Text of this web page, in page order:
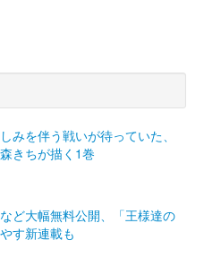
みを伴う戦いが待っていた、
きちが描く1巻
ど大幅無料公開、「王様達の
す新連載も